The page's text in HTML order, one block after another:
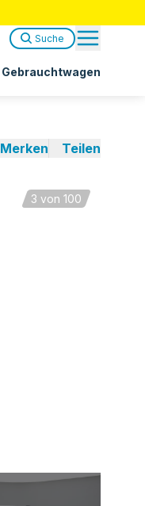
Gebrauchtwagen
Suche
Merken Teilen
3 von 100